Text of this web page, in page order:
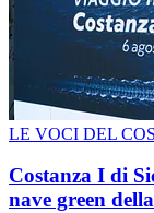
LE VOCI DEL
Costanza I di
nave green